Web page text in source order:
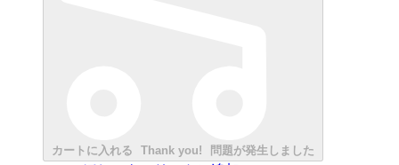
カートに入れる Thank you! 問題が発生しました